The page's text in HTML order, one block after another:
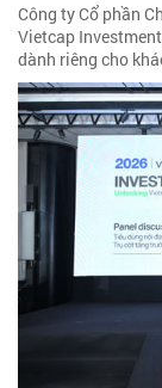
Công ty Cổ phần
Vietcap
dành riêng cho